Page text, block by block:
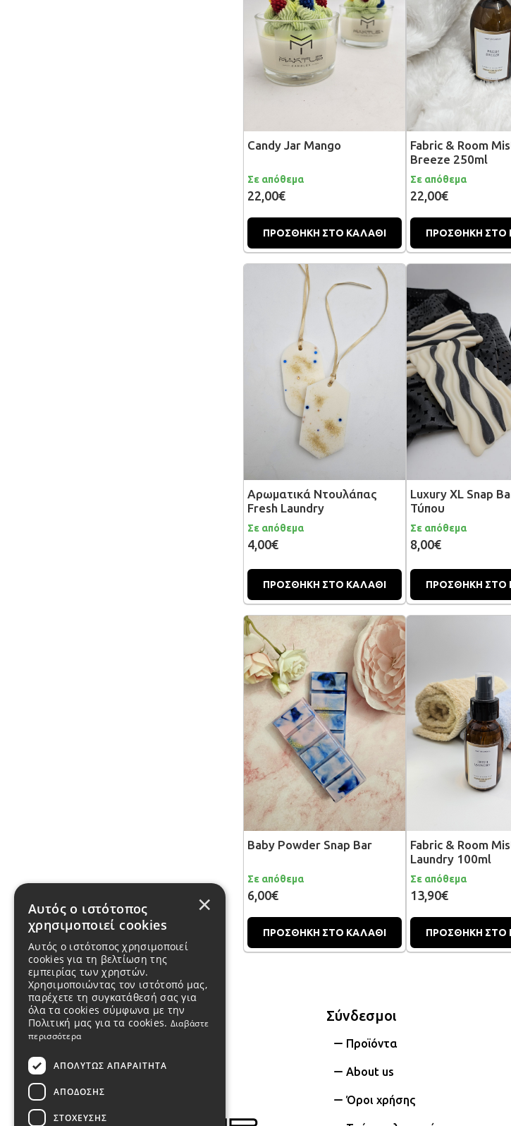
Candy Jar Mango
Σε απόθεμα
22,00€
ΠΡΟΣΘΗΚΗ ΣΤΟ ΚΑΛΑΘΙ
Fabric & Room
Breeze 250ml
Σε απόθεμα
22,00€
ΠΡΟΣΘΗΚΗ ΣΤΟ
Αρωματικά Ντουλάπας
Fresh Laundry
Σε απόθεμα
4,00€
ΠΡΟΣΘΗΚΗ ΣΤΟ ΚΑΛΑΘΙ
Luxury XL Snap
Τύπου
Σε απόθεμα
8,00€
ΠΡΟΣΘΗΚΗ ΣΤΟ
Baby Powder Snap Bar
Σε απόθεμα
6,00€
ΠΡΟΣΘΗΚΗ ΣΤΟ ΚΑΛΑΘΙ
Fabric & Room
Laundry 100ml
Σε απόθεμα
13,90€
ΠΡΟΣΘΗΚΗ ΣΤΟ
Σύνδεσμοι
Προϊόντα
About us
Όροι χρήσης
×
Αυτός ο ιστότοπος
χρησιμοποιεί cookies
Αυτός ο ιστότοπος χρησιμοποιεί
cookies για τη βελτίωση της
εμπειρίας των χρηστών.
Χρησιμοποιώντας τον ιστότοπό μας,
παρέχετε τη συγκατάθεσή σας για
όλα τα cookies σύμφωνα με την
Πολιτική μας για τα cookies. Διαβάστε
περισσότερα
ΑΠΟΛΎΤΩΣ ΑΠΑΡΑΊΤΗΤΑ
ΑΠΌΔΟΣΗΣ
ΣΤΌΧΕΥΣΗΣ